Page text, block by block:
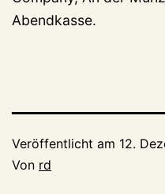
Abendkasse.
Veröffentlicht am 12.
Von rd